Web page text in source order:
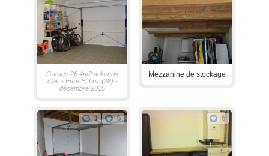
Garage 26.4m2 sols gris
clair - Eure Et Loir (28) -
décembre 2015
Mezzanine de stockage
1 6 6